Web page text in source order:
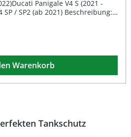
Panigale V4 S (2021 -
SP / SP2 (ab 2021) Beschreibung:
Sie wird an den
Änderungen am Fahrzeug
kann wahlweise mit oder
montiert werden.
Lochmuster sorgt für eine
schwarz pulverbeschichtet, um
sicherzustellen. Alle
Warenkorb
Tankschutz